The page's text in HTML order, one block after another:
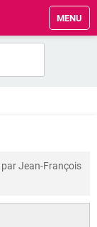
MENU
parJean-François